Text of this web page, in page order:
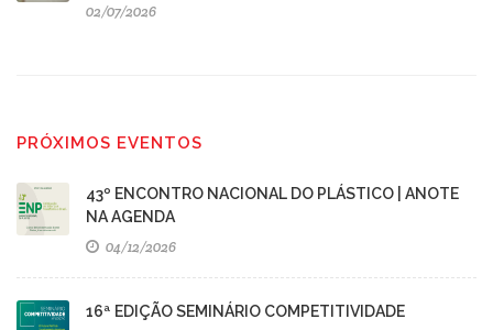
02/07/2026
PRÓXIMOS EVENTOS
43º ENCONTRO NACIONAL DO PLÁSTICO | ANOTE
NA AGENDA
04/12/2026
16ª EDIÇÃO SEMINÁRIO COMPETITIVIDADE